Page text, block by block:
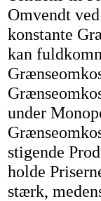
Omvendt
konstante
kan
under
stigende
holde
stærk,